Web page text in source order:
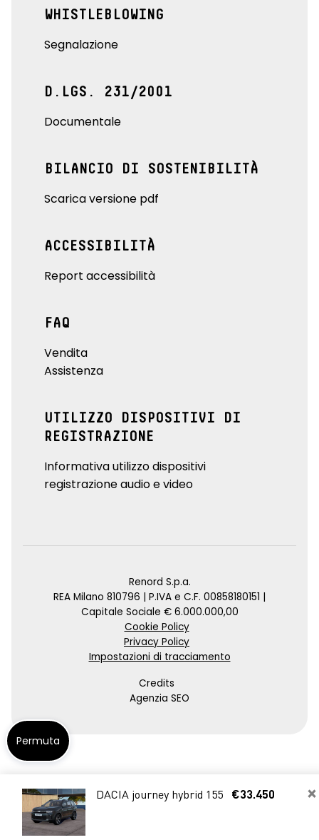
×
DACIA journey hybrid 155 €33.450
WHISTLEBLOWING
Segnalazione
D.LGS. 231/2001
Documentale
BILANCIO DI SOSTENIBILITÀ
Scarica versione pdf
ACCESSIBILITÀ
Report accessibilità
FAQ
Vendita
Assistenza
UTILIZZO DISPOSITIVI DI
REGISTRAZIONE
Informativa utilizzo dispositivi
registrazione audio e video
Renord S.p.a.
REA Milano 810796 | P.IVA e C.F. 00858180151 |
Capitale Sociale € 6.000.000,00
Cookie Policy
Privacy Policy
Impostazioni di tracciamento
Credits
Agenzia SEO
Permuta